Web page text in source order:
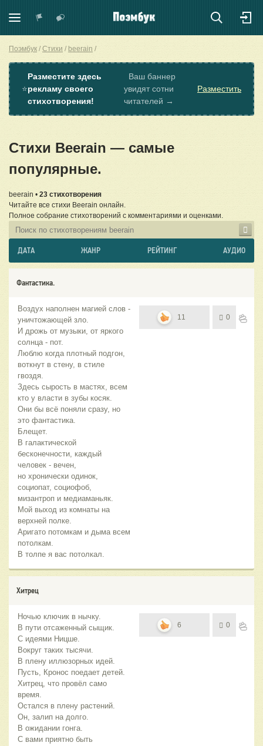
Поэмбук Стихи beerain
⭐
Разместите здесь
рекламу своего
стихотворения!
Ваш баннер
увидят сотни
читателей →
Разместить
Стихи Beerain — самые
популярные.
beerain • 23 стихотворения
Читайте все стихи Beerain онлайн.
Полное собрание стихотворений с комментариями и оценками.
ДАТА ЖАНР РЕЙТИНГ АУДИО
Фантастика.
Воздух наполнен магией слов -
уничтожающей зло.
И дрожь от музыки, от яркого
солнца - пот.
Люблю когда плотный подгон,
воткнут в стену, в стиле
гвоздя.
Здесь сырость в мастях, всем
кто у власти в зубы косяк.
Они бы всё поняли сразу, но
это фантастика.
Блещет.
В галактической
бесконечности, каждый
человек - вечен,
но хронически одинок,
социопат, социофоб,
мизантроп и медиаманьяк.
Мой выход из комнаты на
верхней полке.
Аригато потомкам и дыма всем
потолкам.
В толпе я вас потолкал.
11 0
Хитрец
Ночью ключик в нычку.
В пути отсаженный сыщик.
С идеями Ницше.
Вокруг таких тысячи.
В плену иллюзорных идей.
Пусть, Кронос поедает детей.
Хитрец, что провёл само
время.
Остался в плену растений.
Он, залип на долго.
В ожидании гонга.
С вами приятно быть
6 0